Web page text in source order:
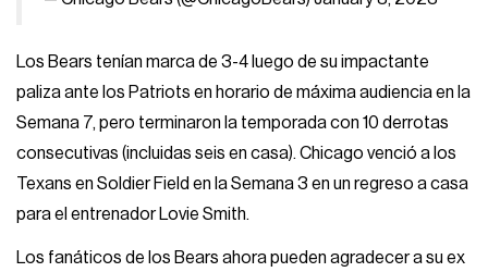
Los Bears tenían marca de 3-4 luego de su impactante
paliza ante los Patriots en horario de máxima audiencia en la
Semana 7, pero terminaron la temporada con 10 derrotas
consecutivas (incluidas seis en casa). Chicago venció a los
Texans en Soldier Field en la Semana 3 en un regreso a casa
para el entrenador Lovie Smith.
Los fanáticos de los Bears ahora pueden agradecer a su ex